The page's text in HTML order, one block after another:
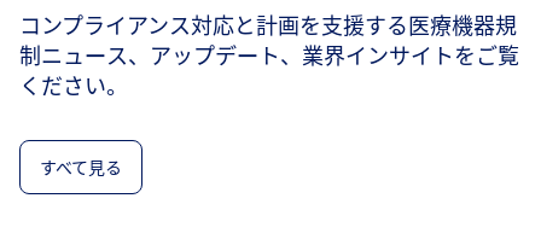
コンプライアンス対応と計画を支援する医療機器規
制ニュース、アップデート、業界インサイトをご覧
ください。
すべて見る